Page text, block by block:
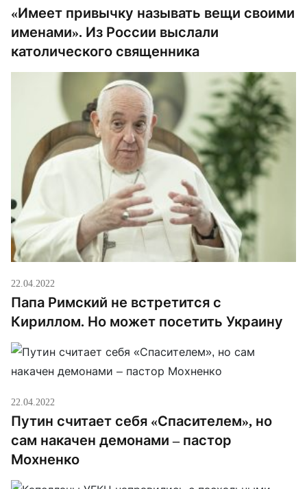
«Имеет привычку называть вещи своими
именами». Из России выслали
католического священника
22.04.2022
Папа Римский не встретится с
Кириллом. Но может посетить Украину
22.04.2022
Путин считает себя «Спасителем», но
сам накачен демонами – пастор
Мохненко